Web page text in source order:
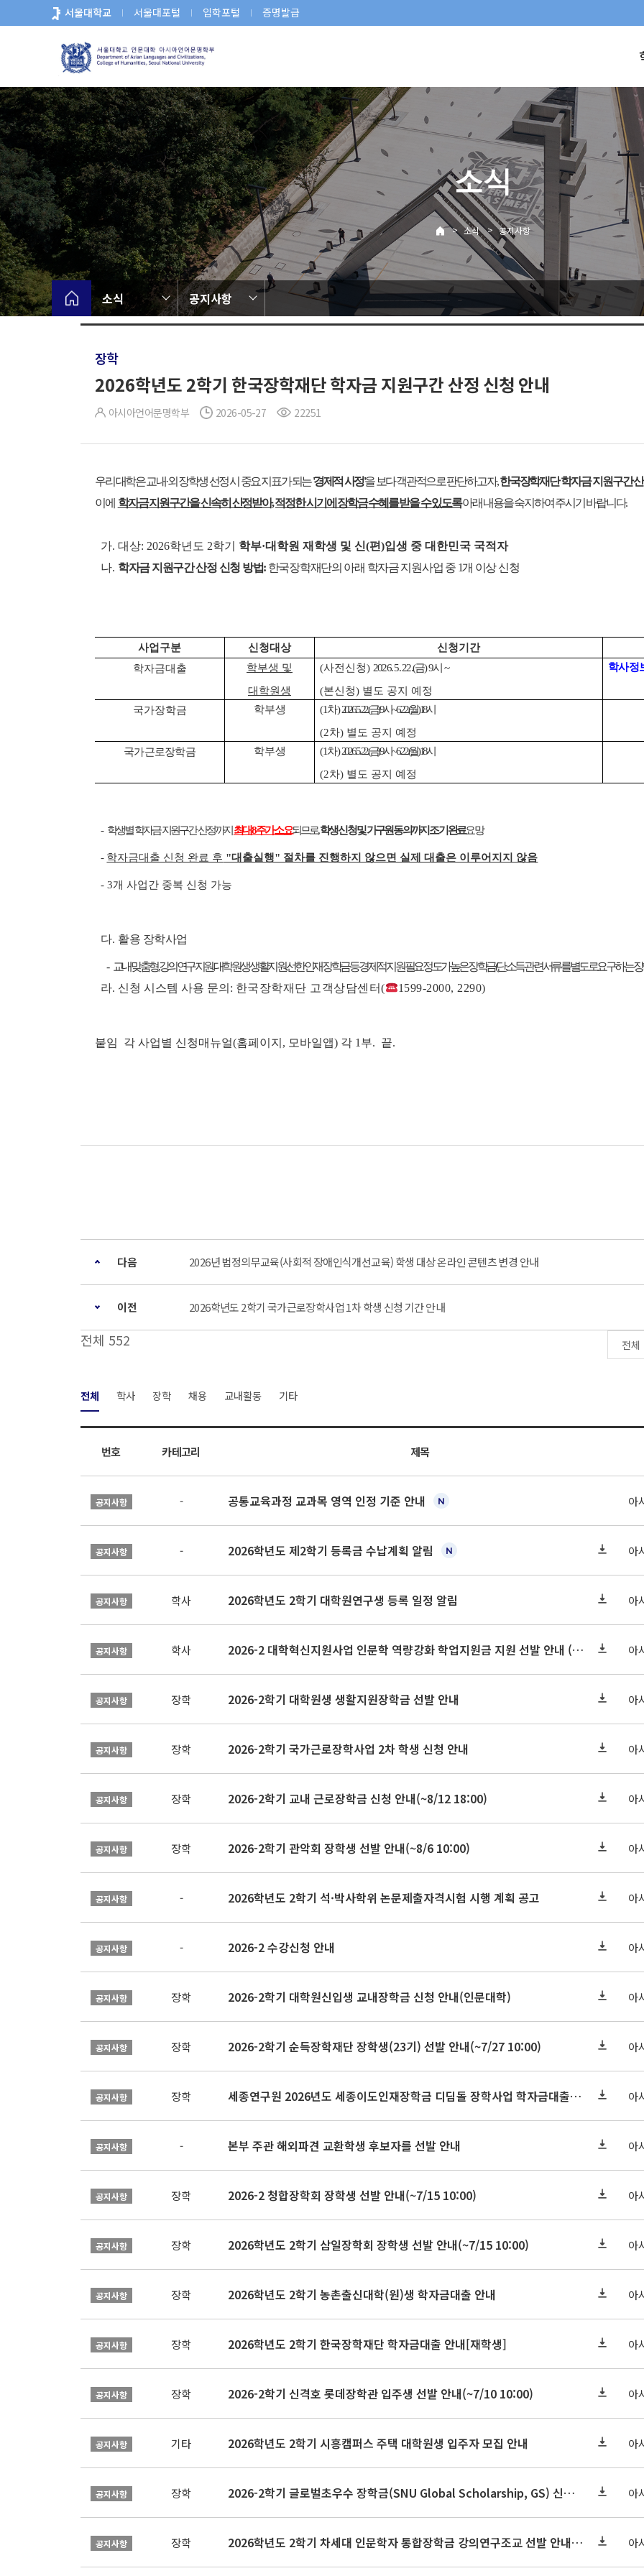
로
뉴
서울대학교 서울대포털 입학포털 증명발급
소식
> 소식 > 공지사항
소식 공지사항
장학
2026학년도 2학기 한국장학재단 학자금 지원구간 산정 신청 안내
아시아언어문명학부 2026-05-27 22251
우리 대학은 교내·외 장학생 선정 시 중요 지표가 되는'경제적 사정'을 보다 객관적으로판단하고자,한국장학재단 학자금 지원구간
이에 학자금 지원구간을 신속히 산정받아, 적정한 시기에 장학금 수혜를 받을 수 있도록아래 내용을 숙지하여 주시기 바랍니다.
가. 대상: 2026학년도 2학기 학부·대학원 재학생 및 신(편)입생 중 대한민국 국적자
나. 학자금 지원구간 산정 신청 방법: 한국장학재단의 아래 학자금 지원사업 중 1개 이상 신청
사업구분 신청대상 신청기간
학자금대출
학부생 및
대학원생
(사전신청) 2026. 5. 22.(금) 9시 ~
(본신청) 별도 공지 예정
학사 정
국가장학금 학부생 (1차)2026. 5. 22.(금) 9시 ~ 6. 22.(월) 18시
(2차) 별도 공지 예정
국가근로장학금
학부생 (1차)2026. 5. 22.(금) 9시 ~ 6. 22.(월) 18시
(2차) 별도 공지 예정
- 학생별 학자금 지원구간 산정까지 최대 8주가 소요되므로,학생 신청 및 가구원 동의까지 조기 완료요망
- 학자금대출 신청 완료 후 "대출실행" 절차를 진행하지 않으면 실제 대출은 이루어지지 않음
- 3개 사업간 중복 신청 가능
다. 활용 장학사업
- 교내 맞춤형, 강의연구지원, 대학원생 생활지원, 선한인재 장학금 등 경제적 지원 필요 정도가 높은 장학금(단, 소득 관련 서류를 별도로 요구하는
라. 신청 시스템 사용 문의: 한국장학재단 고객상담센터( 1599-2000, 2290)
붙임 각 사업별 신청매뉴얼(홈페이지, 모바일앱) 각 1부. 끝.
다음 2026년 법정의무교육(사회적 장애인식개선교육) 학생 대상 온라인 콘텐츠 변경 안내
이전 2026학년도 2학기 국가근로장학사업 1차 학생 신청 기간 안내
전체 552
전체 학사 장학 채용 교내활동 기타
번호 카테고리 제목
공지사항 - 공통교육과정 교과목 영역 인정 기준 안내 아
공지사항 - 2026학년도 제2학기 등록금 수납계획 알림 아
공지사항 학사 2026학년도 2학기 대학원연구생 등록 일정 알림 아
공지사항 학사 2026-2 대학혁신지원사업 인문학 역량강화 학업지원금 지원 선발 안내 (학/석/박사) 아
공지사항 장학 2026-2학기 대학원생 생활지원장학금 선발 안내 아
공지사항 장학 2026-2학기 국가근로장학사업 2차 학생 신청 안내 아
공지사항 장학 2026-2학기 교내 근로장학금 신청 안내(~8/12 18:00) 아
공지사항 장학 2026-2학기 관악회 장학생 선발 안내(~8/6 10:00) 아
공지사항 - 2026학년도 2학기 석·박사학위 논문제출자격시험 시행 계획 공고 아
공지사항 - 2026-2 수강신청 안내 아
공지사항 장학 2026-2학기 대학원신입생 교내장학금 신청 안내(인문대학) 아
공지사항 장학 2026-2학기 순득장학재단 장학생(23기) 선발 안내(~7/27 10:00) 아
공지사항 장학 세종연구원 2026년도 세종이도인재장학금 디딤돌 장학사업 학자금대출 관련분야(원금상환, 이자지원) 신청 사업 안내 아
공지사항 - 본부 주관 해외파견 교환학생 후보자를 선발 안내 아
공지사항 장학 2026-2 청합장학회 장학생 선발 안내(~7/15 10:00) 아
공지사항 장학 2026학년도 2학기 삼일장학회 장학생 선발 안내(~7/15 10:00) 아
공지사항 장학 2026학년도 2학기 농촌출신대학(원)생 학자금대출 안내 아
공지사항 장학 2026학년도 2학기 한국장학재단 학자금대출 안내[재학생] 아
공지사항 장학 2026-2학기 신격호 롯데장학관 입주생 선발 안내(~7/10 10:00) 아
공지사항 기타 2026학년도 2학기 시흥캠퍼스 주택 대학원생 입주자 모집 안내 아
공지사항 장학 2026-2학기 글로벌초우수 장학금(SNU Global Scholarship, GS) 신청 안내(~7/12 23:00) 아
공지사항 장학 2026학년도 2학기 차세대 인문학자 통합장학금 강의연구조교 선발 안내(~7/8) 아